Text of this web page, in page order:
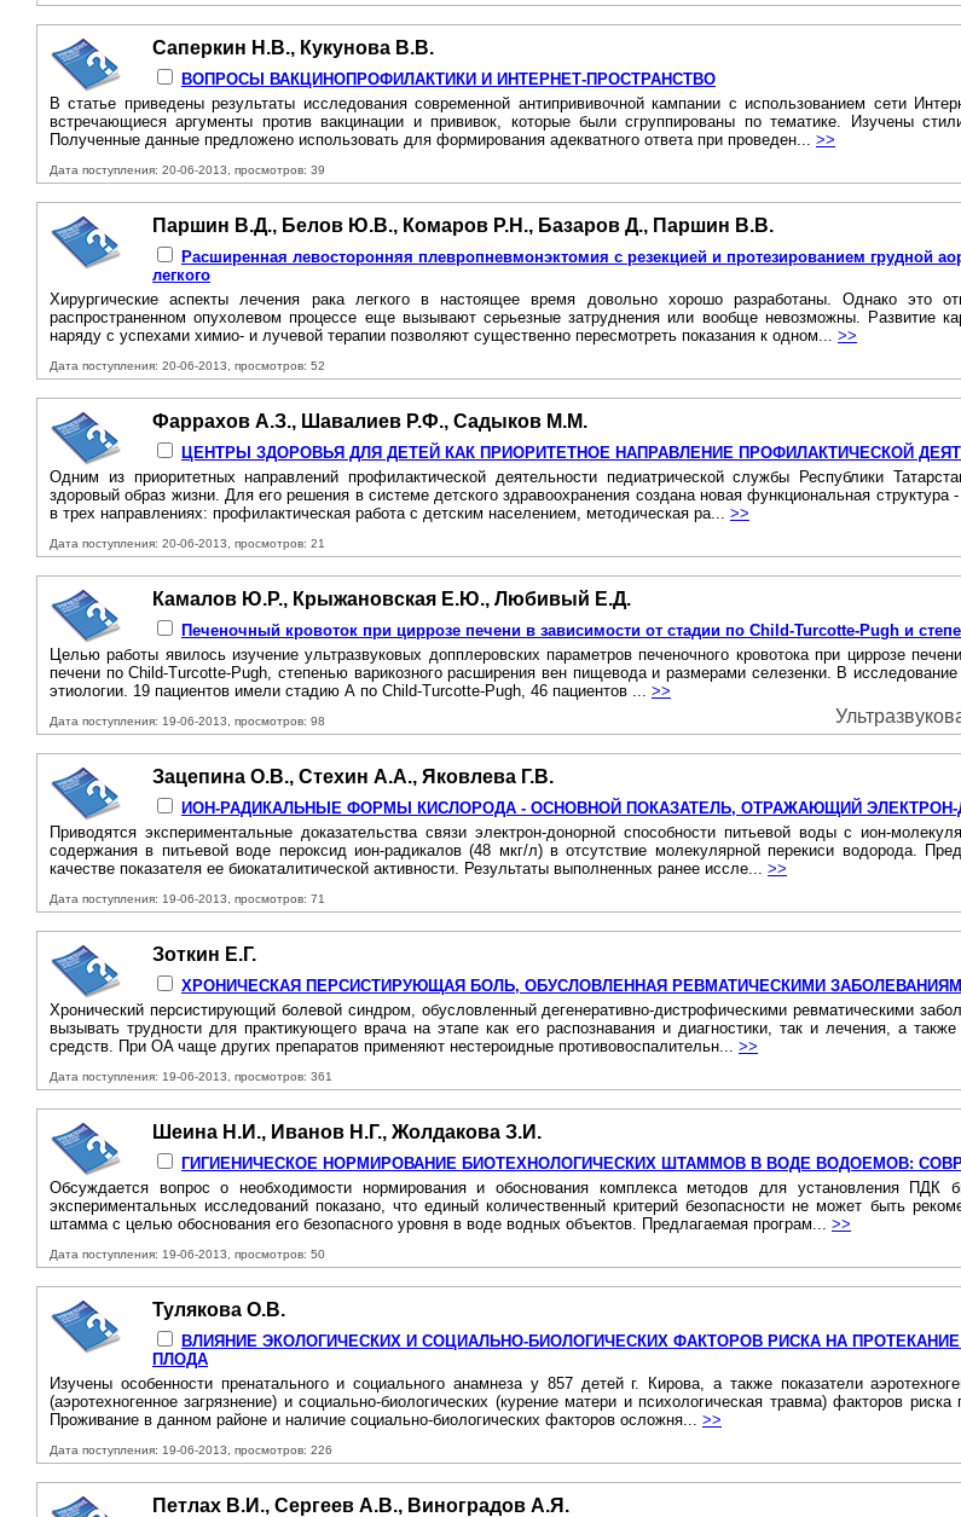
Саперкин Н.В., Кукунова В.В.
ВОПРОСЫ ВАКЦИНОПРОФИЛАКТИКИ И ИНТЕРНЕТ-ПРОСТРАНСТВО
В статье приведены результаты исследования современной антипрививочной кампании с использованием сети
встречающиеся аргументы против вакцинации и прививок, которые были сгруппированы по тематике. Изучены
Полученные данные предложено использовать для формирования адекватного ответа при проведен... >>
Дата поступления: 20-06-2013, просмотров: 39
Паршин В.Д., Белов Ю.В., Комаров Р.Н., Базаров Д., Паршин В.В.
Расширенная левосторонняя плевропневмонэктомия с резекцией и протезированием грудной
легкого
Хирургические аспекты лечения рака легкого в настоящее время довольно хорошо разработаны. Однако это
распространенном опухолевом процессе еще вызывают серьезные затруднения или вообще невозможны. Развитие
наряду с успехами химио- и лучевой терапии позволяют существенно пересмотреть показания к одном... >>
Дата поступления: 20-06-2013, просмотров: 52
Фаррахов А.З., Шавалиев Р.Ф., Садыков М.М.
ЦЕНТРЫ ЗДОРОВЬЯ ДЛЯ ДЕТЕЙ КАК ПРИОРИТЕТНОЕ НАПРАВЛЕНИЕ ПРОФИЛАКТИЧЕСКОЙ
Одним из приоритетных направлений профилактической деятельности педиатрической службы Республики
здоровый образ жизни. Для его решения в системе детского здравоохранения создана новая функциональная
в трех направлениях: профилактическая работа с детским населением, методическая ра... >>
Дата поступления: 20-06-2013, просмотров: 21
Камалов Ю.Р., Крыжановская Е.Ю., Любивый Е.Д.
Печеночный кровоток при циррозе печени в зависимости от стадии по Child-Turcotte-Pugh и
Целью работы явилось изучение ультразвуковых допплеровских параметров печеночного кровотока при циррозе
печени по Child-Turcotte-Pugh, степенью варикозного расширения вен пищевода и размерами селезенки. В
этиологии. 19 пациентов имели стадию А по Child-Turcotte-Pugh, 46 пациентов ... >>
Дата поступления: 19-06-2013, просмотров: 98
Зацепина О.В., Стехин А.А., Яковлева Г.В.
ИОН-РАДИКАЛЬНЫЕ ФОРМЫ КИСЛОРОДА - ОСНОВНОЙ ПОКАЗАТЕЛЬ, ОТРАЖАЮЩИЙ
Приводятся экспериментальные доказательства связи электрон-донорной способности питьевой воды с ион-
содержания в питьевой воде пероксид ион-радикалов (48 мкг/л) в отсутствие молекулярной перекиси водорода.
качестве показателя ее биокаталитической активности. Результаты выполненных ранее иссле... >>
Дата поступления: 19-06-2013, просмотров: 71
Зоткин Е.Г.
ХРОНИЧЕСКАЯ ПЕРСИСТИРУЮЩАЯ БОЛЬ, ОБУСЛОВЛЕННАЯ РЕВМАТИЧЕСКИМИ
Хронический персистирующий болевой синдром, обусловленный дегенеративно-дистрофическими ревматическими
вызывать трудности для практикующего врача на этапе как его распознавания и диагностики, так и лечения, а
средств. При OA чаще других препаратов применяют нестероидные противовоспалительн... >>
Дата поступления: 19-06-2013, просмотров: 361
Шеина Н.И., Иванов Н.Г., Жолдакова З.И.
ГИГИЕНИЧЕСКОЕ НОРМИРОВАНИЕ БИОТЕХНОЛОГИЧЕСКИХ ШТАММОВ В ВОДЕ ВОДОЕМОВ:
Обсуждается вопрос о необходимости нормирования и обоснования комплекса методов для установления ПДК
экспериментальных исследований показано, что единый количественный критерий безопасности не может быть
штамма с целью обоснования его безопасного уровня в воде водных объектов. Предлагаемая програм... >>
Дата поступления: 19-06-2013, просмотров: 50
Тулякова О.В.
ВЛИЯНИЕ ЭКОЛОГИЧЕСКИХ И СОЦИАЛЬНО-БИОЛОГИЧЕСКИХ ФАКТОРОВ РИСКА НА
ПЛОДА
Изучены особенности пренатального и социального анамнеза у 857 детей г. Кирова, а также показатели
(аэротехногенное загрязнение) и социально-биологических (курение матери и психологическая травма) факторов
Проживание в данном районе и наличие социально-биологических факторов осложня... >>
Дата поступления: 19-06-2013, просмотров: 226
Петлах В.И., Сергеев А.В., Виноградов А.Я.